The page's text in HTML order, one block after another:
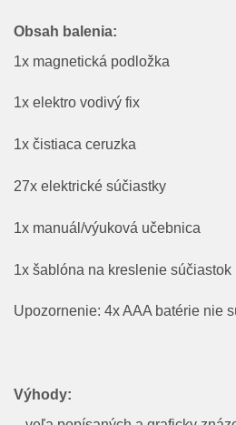
Obsah balenia:
1x magnetická podložka
1x elektro vodivý fix
1x čistiaca ceruzka
27x elektrické súčiastky
1x manuál/výuková učebnica
1x šablóna na kreslenie súčiastok
Upozornenie: 4x AAA batérie nie
Výhody: